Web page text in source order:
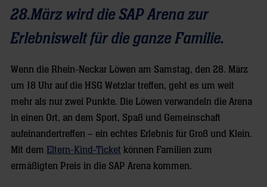
28.März wird die SAP Arena zur
Erlebniswelt für die ganze Familie.
Wenn die Rhein-Neckar Löwen am Samstag, den 28. März
um 18 Uhr auf die HSG Wetzlar treffen, geht es um weit
mehr als nur zwei Punkte. Die Löwen verwandeln die Arena
in einen Ort, an dem Sport, Spaß und Gemeinschaft
aufeinandertreffen – ein echtes Erlebnis für Groß und Klein.
Mit dem Eltern-Kind-Ticket können Familien zum
ermäßigten Preis in die SAP Arena kommen.